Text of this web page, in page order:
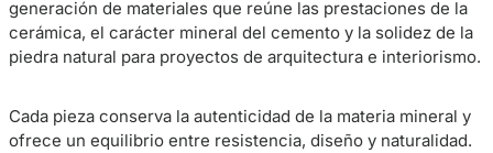
generación de materiales que reúne las prestaciones de la
cerámica, el carácter mineral del cemento y la solidez de la
piedra natural para proyectos de arquitectura e interiorismo.
Cada pieza conserva la autenticidad de la materia mineral y
ofrece un equilibrio entre resistencia, diseño y naturalidad.